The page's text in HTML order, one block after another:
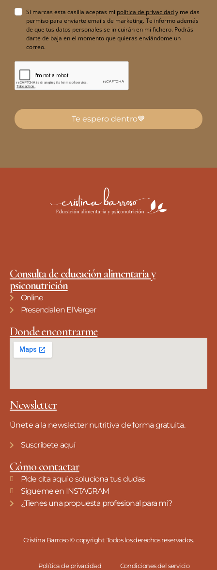
Si marcas esta casilla aceptas mi política de privacidady me das
permiso para enviarte emails de marketing. Te informo además
de que tus datos personales se inlcuirán en mi fichero. Podrás
darte de baja en el momento que quieras enviándome un
correo.
Te espero dentro🤎
Consulta de educación alimentaria y
psiconutrición
Online
Presencial en El Verger
Donde encontrarme
Newsletter
Únete a la newsletter nutritiva de forma gratuita.
Suscríbete aquí
Cómo contactar
Pide cita aquí o soluciona tus dudas
Sígueme en INSTAGRAM
¿Tienes una propuesta profesional para mi?
Cristina Barroso © copyright. Todos los derechos reservados.
Política de privacidad Condiciones del servicio